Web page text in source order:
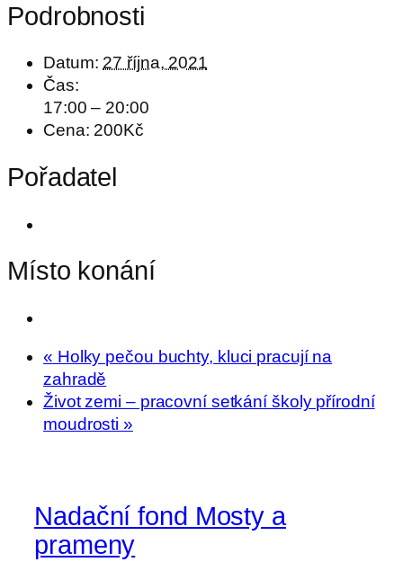
Podrobnosti
Datum: 27 října, 2021
Čas:
17:00 – 20:00
Cena: 200Kč
Pořadatel
Místo konání
« Holky pečou buchty, kluci pracují na
zahradě
Život zemi – pracovní setkání školy přírodní
moudrosti»
Nadační fond Mosty a
prameny